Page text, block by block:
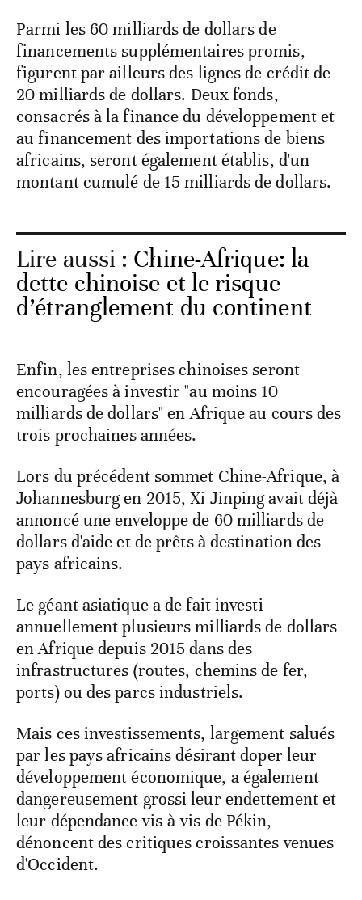
Parmi les 60 milliards de dollars de
financements supplémentaires promis,
figurent par ailleurs des lignes de crédit de
20 milliards de dollars. Deux fonds,
consacrés à la finance du développement et
au financement des importations de biens
africains, seront également établis, d'un
montant cumulé de 15 milliards de dollars.
Lire aussi : Chine-Afrique: la
dette chinoise et le risque
d’étranglement du continent
Enfin, les entreprises chinoises seront
encouragées à investir "au moins 10
milliards de dollars" en Afrique au cours des
trois prochaines années.
Lors du précédent sommet Chine-Afrique, à
Johannesburg en 2015, Xi Jinping avait déjà
annoncé une enveloppe de 60 milliards de
dollars d'aide et de prêts à destination des
pays africains.
Le géant asiatique a de fait investi
annuellement plusieurs milliards de dollars
en Afrique depuis 2015 dans des
infrastructures (routes, chemins de fer,
ports) ou des parcs industriels.
Mais ces investissements, largement salués
par les pays africains désirant doper leur
développement économique, a également
dangereusement grossi leur endettement et
leur dépendance vis-à-vis de Pékin,
dénoncent des critiques croissantes venues
d'Occident.